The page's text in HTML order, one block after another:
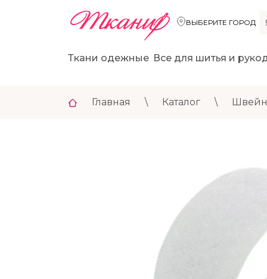
ВЫБЕРИТЕ ГОРОД
Ткани одежные Все для шитья и
Главная \ Каталог \